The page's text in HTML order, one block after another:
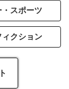
・スポーツ
ィクション